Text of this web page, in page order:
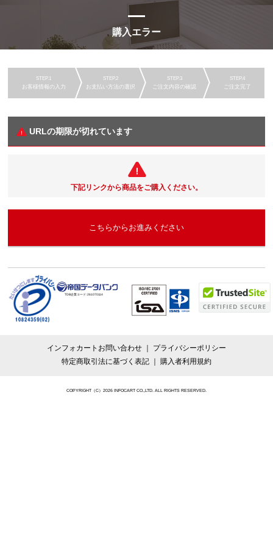
購入エラー
お客様情報の入力 お支払い方法の選択 ご注文内容の確認 ご注文完了
URLの期限が切れています
下記リンクから商品をご購入ください。
こちらからお進みください
TDB企業コード:261070114
インフォカートお問い合わせ
プライバシーポリシー
特定商取引法に基づく表記
購入者利用規約
COPYRIGHT（C）2026 INFOCART CO.,LTD. ALL RIGHTS RESERVED.